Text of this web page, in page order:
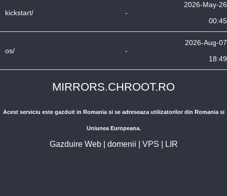
kickstart/ -
2026-May-26
00:45
os/ -
2026-Aug-07
18:49
MIRRORS.CHROOT.RO
Acest serviciu este gazduit in Romania si se adreseaza utilizatorilor din Romania si
Uniunea Europeana.
Gazduire Web| domenii VPS LIR